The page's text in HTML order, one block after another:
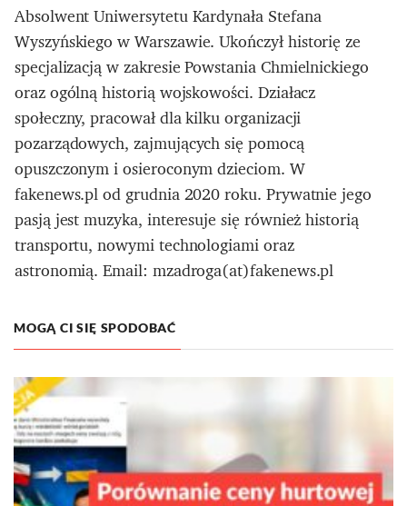
Absolwent Uniwersytetu Kardynała Stefana
Wyszyńskiego w Warszawie. Ukończył historię ze
specjalizacją w zakresie Powstania Chmielnickiego
oraz ogólną historią wojskowości. Działacz
społeczny, pracował dla kilku organizacji
pozarządowych, zajmujących się pomocą
opuszczonym i osieroconym dzieciom. W
fakenews.pl od grudnia 2020 roku. Prywatnie jego
pasją jest muzyka, interesuje się również historią
transportu, nowymi technologiami oraz
astronomią. Email: mzadroga(at)fakenews.pl
MOGĄ CI SIĘ SPODOBAĆ